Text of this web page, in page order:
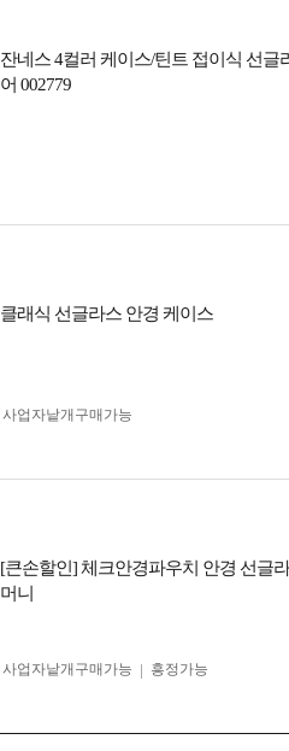
잔네스 4컬러 케이스/틴트 접이식 선글
어 002779
클래식 선글라스 안경 케이스
사업자 낱개구매가능
[큰손할인] 체크안경파우치 안경 선글
머니
사업자 낱개구매가능 흥정가능